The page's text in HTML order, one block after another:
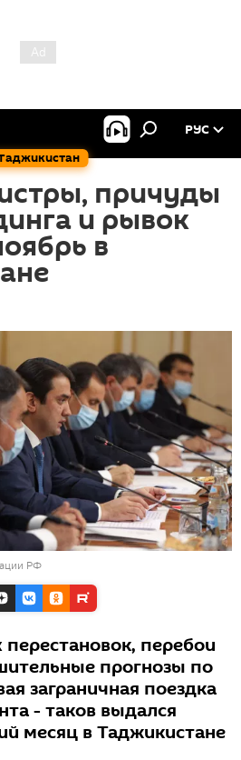
РУС
причуды
и рывок
в
РФ
перебои
прогнозы по
заграничная поездка
- таков выдался
месяц в Таджикистане